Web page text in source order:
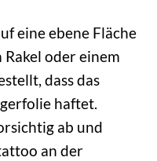
eine ebene Fläche
oder einem
dass das
haftet.
ab und
an der